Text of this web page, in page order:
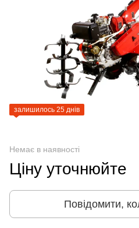
залишилось 25 днів
Немає в наявності
Ціну уточнюйте
Повідомити,